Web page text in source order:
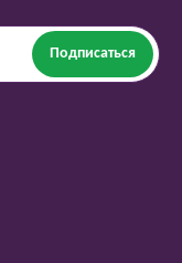
Подписаться